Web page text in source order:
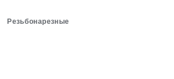
Резьбонарезные